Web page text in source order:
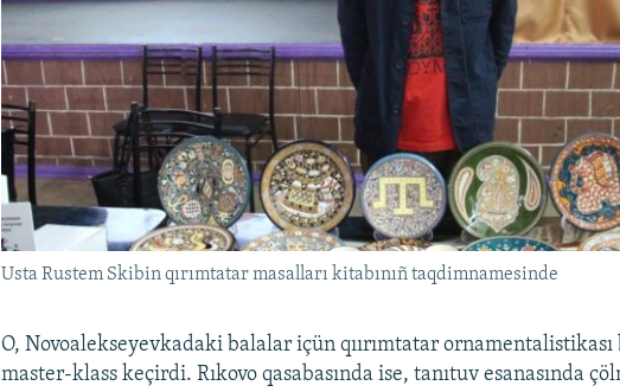
Usta Rustem Skibin qırımtatar masalları kitabınıñ taqdimnamesinde
O, Novoalekseyevkadaki balalar içün qıırımtatar
master-klass keçirdi. Rıkovo qasabasında ise, tanıtuv esanasında